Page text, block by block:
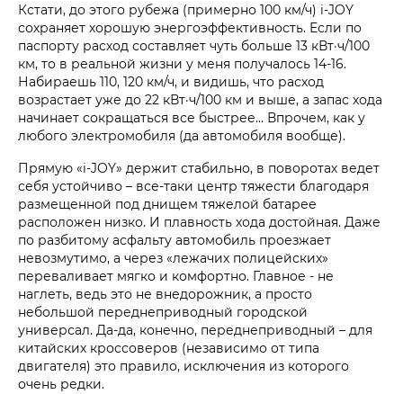
Кстати, до этого рубежа (примерно 100 км/ч) i‑JOY
сохраняет хорошую энергоэффективность. Если по
паспорту расход составляет чуть больше 13 кВт·ч/100
км, то в реальной жизни у меня получалось 14-16.
Набираешь 110, 120 км/ч, и видишь, что расход
возрастает уже до 22 кВт·ч/100 км и выше, а запас хода
начинает сокращаться все быстрее… Впрочем, как у
любого электромобиля (да автомобиля вообще).
Прямую «i‑JOY» держит стабильно, в поворотах ведет
себя устойчиво – все-таки центр тяжести благодаря
размещенной под днищем тяжелой батарее
расположен низко. И плавность хода достойная. Даже
по разбитому асфальту автомобиль проезжает
невозмутимо, а через «лежачих полицейских»
переваливает мягко и комфортно. Главное - не
наглеть, ведь это не внедорожник, а просто
небольшой переднеприводный городской
универсал. Да-да, конечно, переднеприводный – для
китайских кроссоверов (независимо от типа
двигателя) это правило, исключения из которого
очень редки.